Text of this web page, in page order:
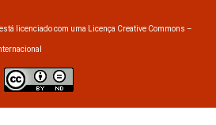
licenciado com uma Licença Creative Commons –